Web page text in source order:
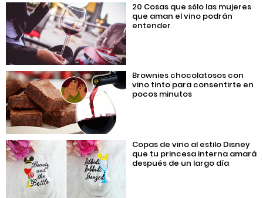
20 Cosas que sólo las mujeres
que aman el vino podrán
entender
Brownies chocolatosos con
vino tinto para consentirte en
pocos minutos
Copas de vino al estilo Disney
que tu princesa interna amará
después de un largo día